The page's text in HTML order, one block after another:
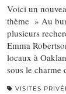
Voici un
thème » Au
plusieurs
Emma
locaux à
sous le
VISITES